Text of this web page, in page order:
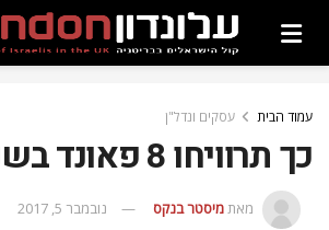
עמוד הבית עסקים ונדל"ן
כך תרוויחו 8 פאונד בשנה
מאתמיסטר בנקס
נובמבר 5, 2017